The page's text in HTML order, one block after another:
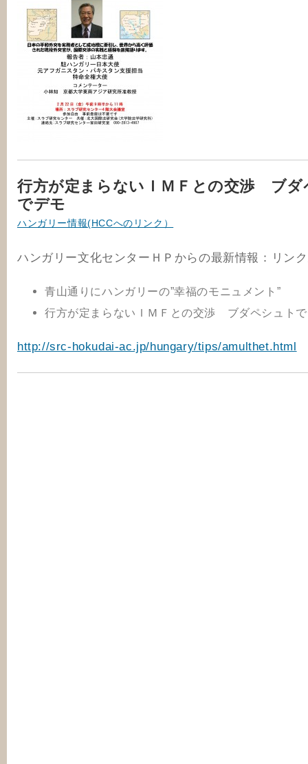
行方が定まらないＩＭＦとの交渉 ブダ
でデモ
ハンガリー情報(HCCへのリンク）
ハンガリー文化センターＨＰからの最新情報：リン
青山通りにハンガリーの”幸福のモニュメント”
行方が定まらないＩＭＦとの交渉 ブダペシュト
http://src-hokudai-ac.jp/hungary/tips/amulthet.html